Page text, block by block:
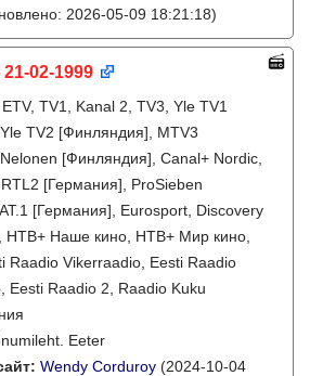
2026-05-09 18:21:18)
21-02-1999
ETV, TV1, Kanal 2, TV3, Yle TV1
TV2 [Финляндия], MTV3
[Финляндия], Canal+ Nordic,
[Германия], ProSieben
[Германия], Eurosport, Discovery
НТВ+ Наше кино, НТВ+ Мир кино,
Raadio Vikerraadio, Eesti Raadio
Eesti Raadio 2, Raadio Kuku
Eeter
Wendy Corduroy (2024-10-04